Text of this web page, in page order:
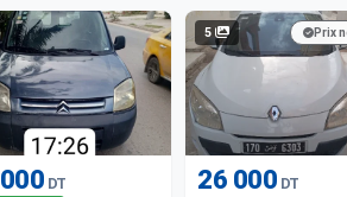
DT
5 Prix
26 000 DT